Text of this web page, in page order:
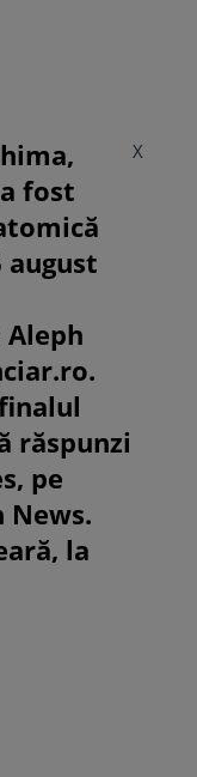
X
fost
august
Aleph
răspunzi
pe
News.
la